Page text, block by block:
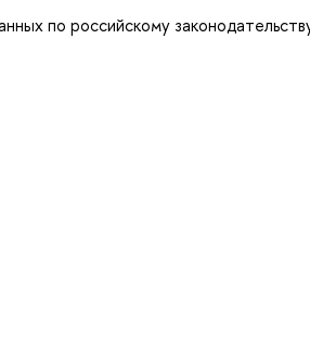
по российскому